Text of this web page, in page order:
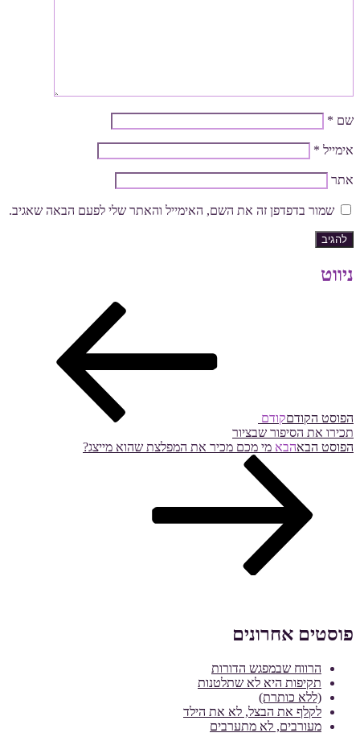
שם *
אימייל *
אתר
שמור בדפדפן זה את השם, האימייל והאתר שלי לפעם הבאה שאגיב.
ניווט
הפוסט הקודםקודם
תכירו את הסיפור שבציור
הפוסט הבאהבא מי מכם מכיר את המפלצת שהוא מייצג?
פוסטים אחרונים
הרווח שבמפגש הדורות
תקיפות היא לא שתלטנות
(ללא כותרת)
לקלף את הבצל, לא את הילד
מעורבים, לא מתערבים